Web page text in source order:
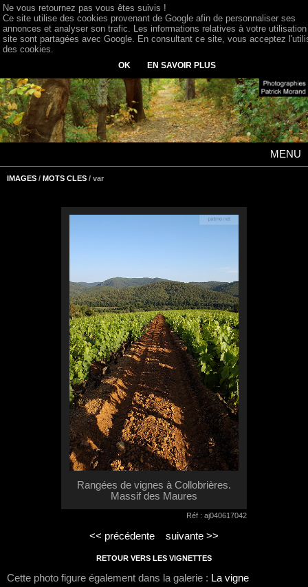
MENU
IMAGES / MOTS CLES / var
Rangées de vignes à Collobrières.
Massif des Maures
Réf : aj040617042
<< précédente suivante >>
RETOUR VERS LES VIGNETTES
Cette photo figure également dans la galerie : La vigne
Ne vous retournez pas vous êtes suivis !
Ce site utilise des cookies provenant de Google afin de personnaliser ses
annonces et analyser son trafic. Les informations relatives à votre
site sont partagées avec Google. En consultant ce site, vous acceptez
des cookies.
OK EN SAVOIR PLUS